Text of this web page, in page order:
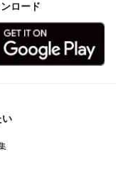
ロード
い